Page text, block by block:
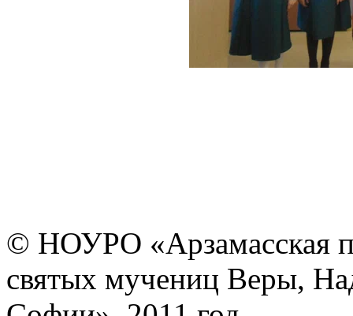
© НОУРО «Арзамасская
святых мучениц Веры,